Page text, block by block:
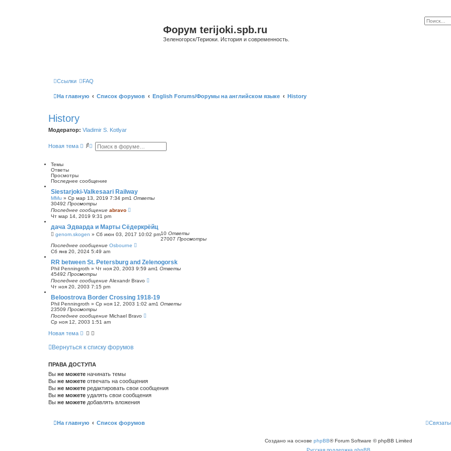
Форум terijoki.spb.ru
Зеленогорск/Териоки. История и современность.
Ссылки FAQ
На главную Список форумов English Forums/Форумы на английском языке History
History
Модератор: Vladimir S. Kotlyar
Новая тема
П Р
е
н
ы
й
п
о
с
к
Темы
Ответы
Просмотры
Последнее сообщение
Siestarjoki-Valkesaari Railway
MMu » Ср мар 13, 2019 7:34 pm1 Ответы
30492 Просмотры
Последнее сообщение abravo
Чт мар 14, 2019 9:31 pm
дача Эдварда и Марты Сёдеркрёйц
genom.skogen » Сб июн 03, 2017 10:02 pm10 Ответы
27007 Просмотры
Последнее сообщение Osbourne
Сб янв 20, 2024 5:49 am
RR between St. Petersburg and Zelenogorsk
Phil Penningroth » Чт ноя 20, 2003 9:59 am1 Ответы
45492 Просмотры
Последнее сообщение Alexandr Bravo
Чт ноя 20, 2003 7:15 pm
Beloostrova Border Crossing 1918-19
Phil Penningroth » Ср ноя 12, 2003 1:02 am1 Ответы
23509 Просмотры
Последнее сообщение Michael Bravo
Ср ноя 12, 2003 1:51 am
Новая тема
Вернуться к списку форумов
ПРАВА ДОСТУПА
Вы не можете начинать темы
Вы не можете отвечать на сообщения
Вы не можете редактировать свои сообщения
Вы не можете удалять свои сообщения
Вы не можете добавлять вложения
На главную Список форумов
Создано на основе phpBB® Forum Software © phpBB Limited
Русская поддержка phpBB